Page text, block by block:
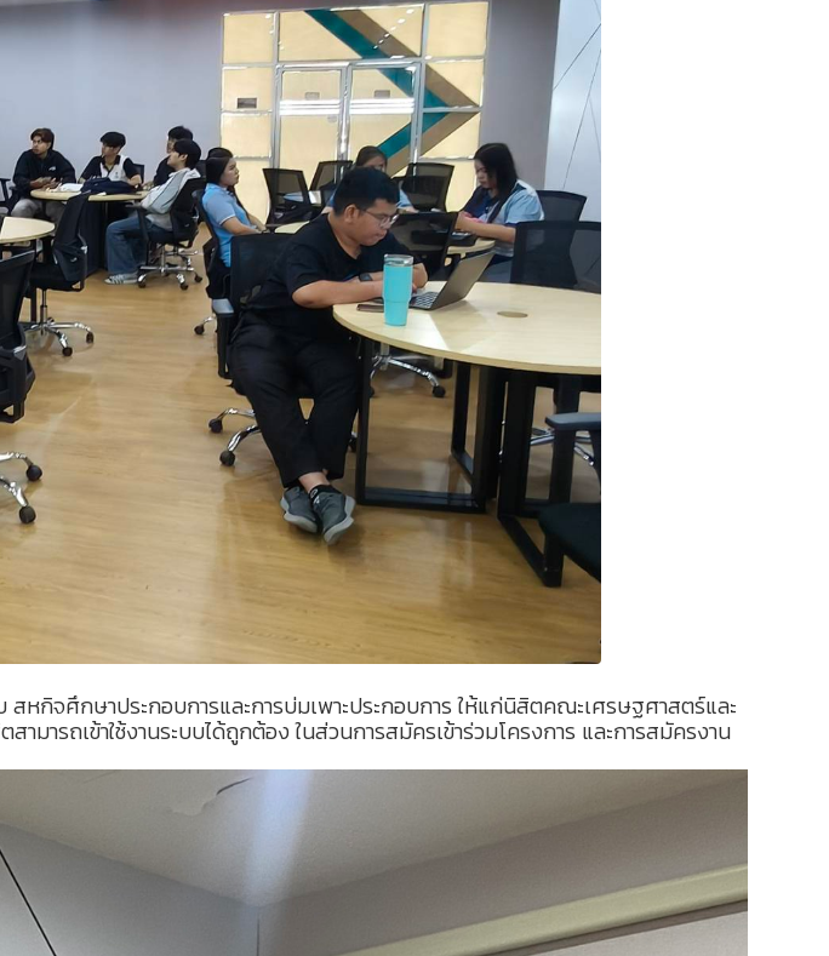
หกิจศึกษาประกอบการและการบ่มเพาะประกอบการ ให้แก่นิสิตคณะเศรษฐศาสตร์และ
รถเข้าใช้งานระบบได้ถูกต้อง ในส่วนการสมัครเข้าร่วมโครงการ และการสมัครงาน